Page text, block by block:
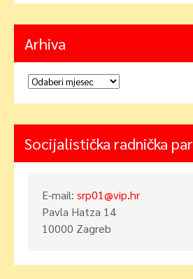
Arhiva
Arhiva
Socijalistička radnička
E-mail: srp01@vip.hr
Pavla Hatza 14
10000 Zagreb